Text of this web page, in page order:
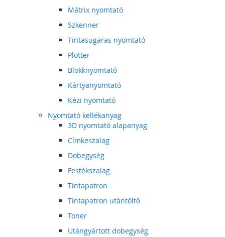
Mátrix nyomtató
Szkenner
Tintasugaras nyomtató
Plotter
Blokknyomtató
Kártyanyomtató
Kézi nyomtató
Nyomtató kellékanyag
3D nyomtató alapanyag
Címkeszalag
Dobegység
Festékszalag
Tintapatron
Tintapatron utántöltő
Toner
Utángyártott dobegység